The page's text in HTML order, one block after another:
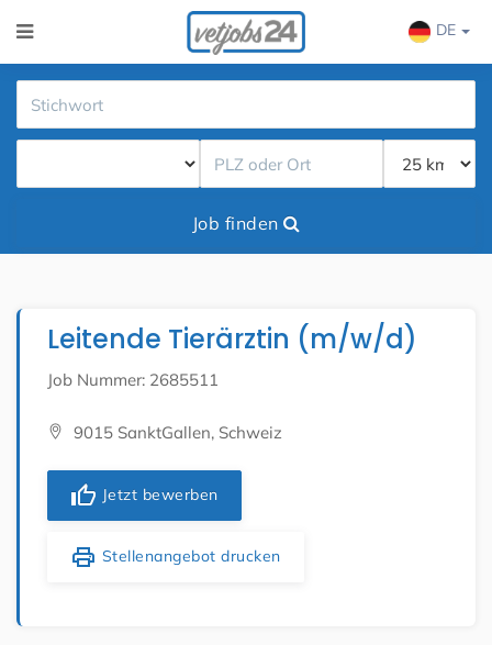
DE
Job finden
Leitende Tierärztin (m/w/d)
Job Nummer: 2685511
9015 SanktGallen, Schweiz
thumb_up Jetzt bewerben
print Stellenangebot drucken